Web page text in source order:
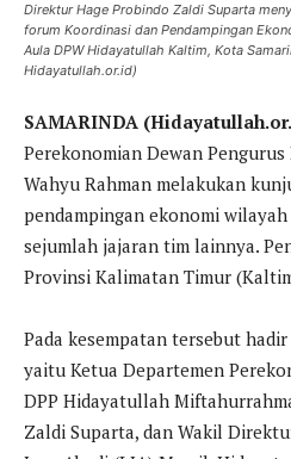
Direktur Hage Probindo Zaldi Suparta
forum Koordinasi dan Pendampingan
Aula DPW Hidayatullah Kaltim, Kota
Hidayatullah.or.id)
SAMARINDA
Perekonomian Dewan
Wahyu Rahman melakukan
pendampingan ekonomi
sejumlah jajaran tim lainnya.
Provinsi Kalimatan Timur
Pada kesempatan tersebut
yaitu Ketua Departemen
DPP Hidayatullah
Zaldi Suparta, dan Wakil